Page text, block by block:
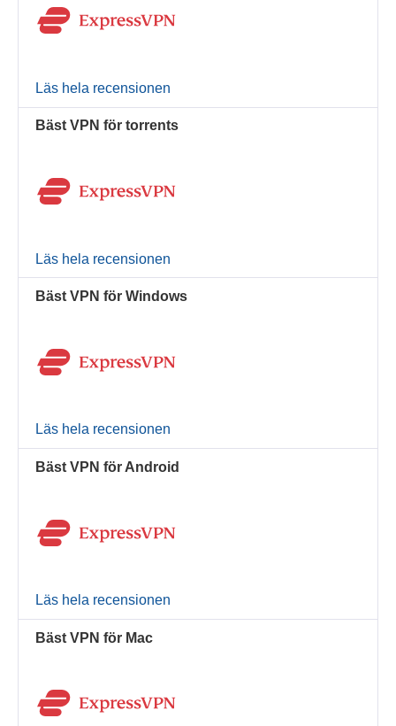
Läs hela recensionen
Bäst VPN för torrents
Läs hela recensionen
Bäst VPN för Windows
Läs hela recensionen
Bäst VPN för Android
Läs hela recensionen
Bäst VPN för Mac